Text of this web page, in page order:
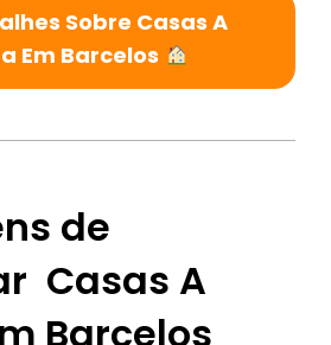
Sobre Casas A
Em Barcelos
de
Casas A
Barcelos